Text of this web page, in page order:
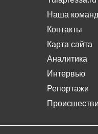
Наша
Контакты
Карта сайта
Аналитика
Интервью
Репортажи